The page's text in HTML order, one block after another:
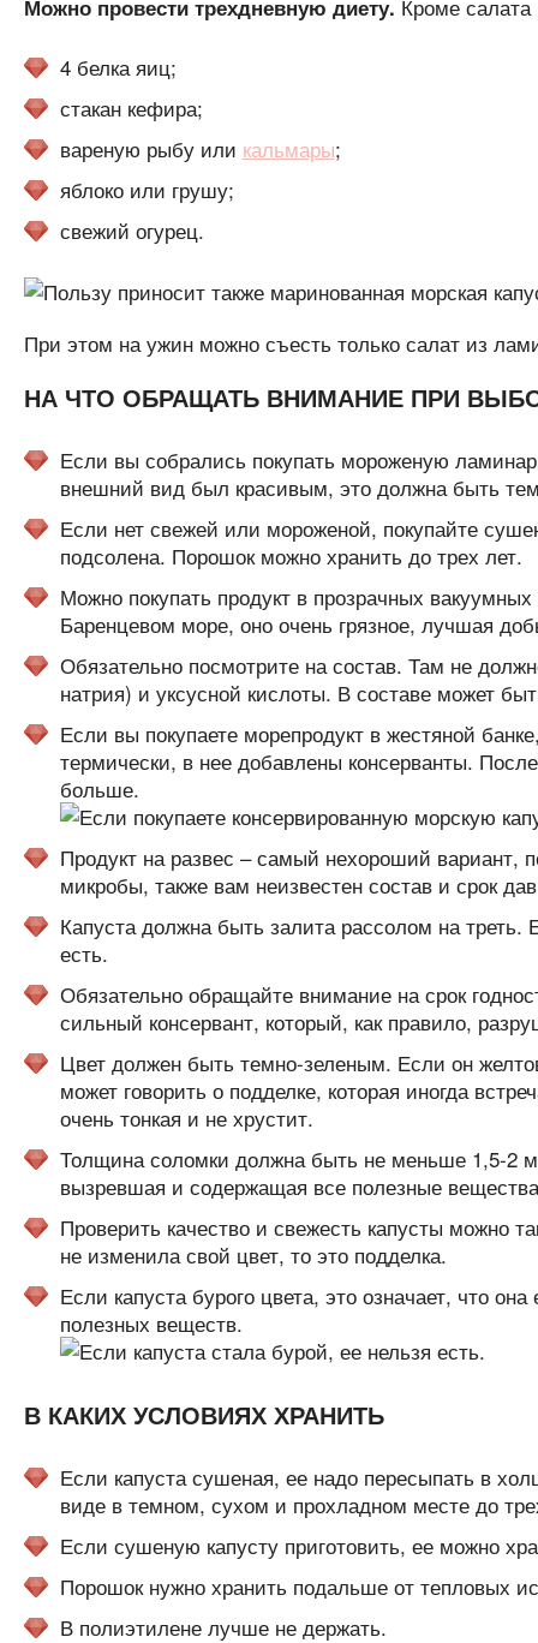
Можно провести трехдневную диету. Кроме
4 белка яиц;
стакан кефира;
вареную рыбу или кальмары;
яблоко или грушу;
свежий огурец.
При этом на ужин можно съесть только салат из
НА ЧТО ОБРАЩАТЬ ВНИМАНИЕ ПРИ
Если вы собрались покупать мороженую
внешний вид был красивым, это должна быть
Если нет свежей или мороженой, покупайте
подсолена. Порошок можно хранить до трех лет.
Можно покупать продукт в прозрачных
Баренцевом море, оно очень грязное, лучшая
Обязательно посмотрите на состав. Там не
натрия) и уксусной кислоты. В составе может
Если вы покупаете морепродукт в жестяной
термически, в нее добавлены консерванты.
больше.
Продукт на развес – самый нехороший вариант,
микробы, также вам неизвестен состав и срок
Капуста должна быть залита рассолом на
есть.
Обязательно обращайте внимание на срок
сильный консервант, который, как правило,
Цвет должен быть темно-зеленым. Если он
может говорить о подделке, которая иногда
очень тонкая и не хрустит.
Толщина соломки должна быть не меньше 1,5-2
вызревшая и содержащая все полезные
Проверить качество и свежесть капусты можно
не изменила свой цвет, то это подделка.
Если капуста бурого цвета, это означает, что
полезных веществ.
В КАКИХ УСЛОВИЯХ ХРАНИТЬ
Если капуста сушеная, ее надо пересыпать в
виде в темном, сухом и прохладном месте до
Если сушеную капусту приготовить, ее можно
Порошок нужно хранить подальше от тепловых
В полиэтилене лучше не держать.